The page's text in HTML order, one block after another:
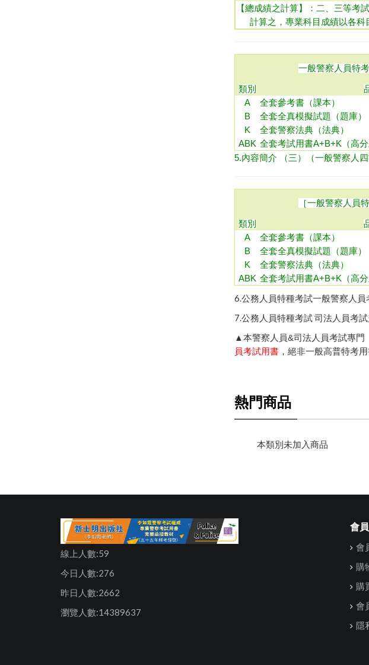
【總成績之計算】：二、三等考
計算之，專業科目成績以各科
一般警察人員特
類別
A
全套參考書（課本）
B
全套全真模擬試題（題庫）
K
全套警察法典（法典）
ABK 全套考試用書A+B+K（高分
5.內容簡介 （三）（一般警察人
［一般警察人員
類別
A
全套參考書（課本）
B
全套全真模擬試題（題庫）
K
全套警察法典（法典）
ABK 全套考試用書A+B+K（高分
6.公務人員特種考試一般警察人員
7.公務人員特種考試 司法人員考試
▲本警察人員&司法人員考試專門
員考試用書，絕非一般高普特考用
熱門商品
本類別未加入商品
線上人數:59
今日人數:276
昨日人數:2662
瀏覽人數:14389637
會員
會
購
購
會
隱